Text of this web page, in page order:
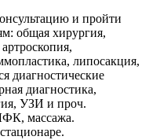
и пройти
общая хирургия,
липосакция,
диагностические
диагностика,
УЗИ и проч.
массажа.